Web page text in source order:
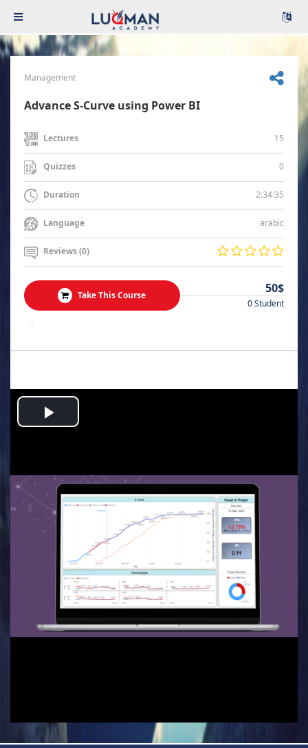
Management
Advance S-Curve using Power BI
Lectures 15
Quizzes 0
Duration 2:34:35
Language arabic
Reviews (0)
Take This Course 50$
0 Student
.
Play